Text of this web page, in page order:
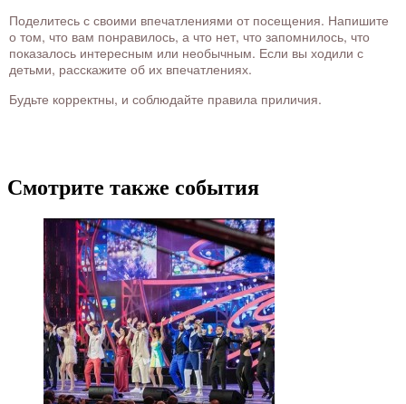
Поделитесь с своими впечатлениями от посещения. Напишите
о том, что вам понравилось, а что нет, что запомнилось, что
показалось интересным или необычным. Если вы ходили с
детьми, расскажите об их впечатлениях.
Будьте корректны, и соблюдайте правила приличия.
Смотрите также события